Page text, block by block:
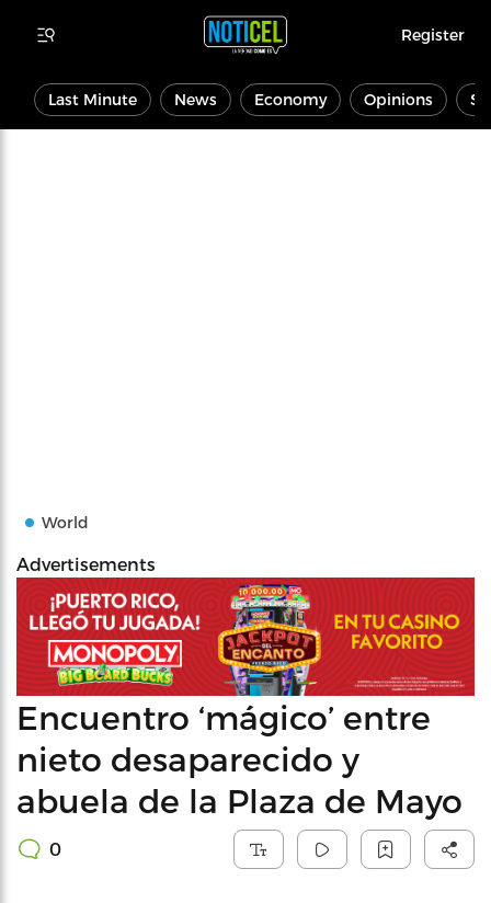
Register
Last Minute News Economy Opinions
World
Advertisements
Encuentro ‘mágico’ entre
nieto desaparecido y
abuela de la Plaza de Mayo
0